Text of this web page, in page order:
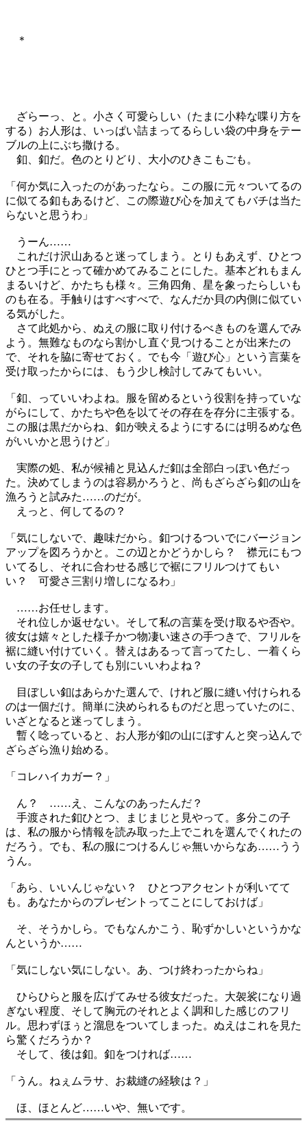
＊
ざらーっ、と。小さく可愛らしい（たまに小粋な喋り方を
する）お人形は、いっぱい詰まってるらしい袋の中身をテー
ブルの上にぶち撒ける。
釦、釦だ。色のとりどり、大小のひきこもごも。
「何か気に入ったのがあったなら。この服に元々ついてるの
に似てる釦もあるけど、この際遊び心を加えてもバチは当た
らないと思うわ」
うーん……
これだけ沢山あると迷ってしまう。とりもあえず、ひとつ
ひとつ手にとって確かめてみることにした。基本どれもまん
まるいけど、かたちも様々。三角四角、星を象ったらしいも
のも在る。手触りはすべすべで、なんだか貝の内側に似てい
る気がした。
さて此処から、ぬえの服に取り付けるべきものを選んでみ
よう。無難なものなら割かし直ぐ見つけることが出来たの
で、それを脇に寄せておく。でも今「遊び心」という言葉を
受け取ったからには、もう少し検討してみてもいい。
「釦、っていいわよね。服を留めるという役割を持っていな
がらにして、かたちや色を以てその存在を存分に主張する。
この服は黒だからね、釦が映えるようにするには明るめな色
がいいかと思うけど」
実際の処、私が候補と見込んだ釦は全部白っぽい色だっ
た。決めてしまうのは容易かろうと、尚もざらざら釦の山を
漁ろうと試みた……のだが。
えっと、何してるの？
「気にしないで、趣味だから。釦つけるついでにバージョン
アップを図ろうかと。この辺とかどうかしら？ 襟元にもつ
いてるし、それに合わせる感じで裾にフリルつけてもい
い？ 可愛さ三割り増しになるわ」
……お任せします。
それ位しか返せない。そして私の言葉を受け取るや否や。
彼女は嬉々とした様子かつ物凄い速さの手つきで、フリルを
裾に縫い付けていく。替えはあるって言ってたし、一着くら
い女の子女の子しても別にいいわよね？
目ぼしい釦はあらかた選んで、けれど服に縫い付けられる
のは一個だけ。簡単に決められるものだと思っていたのに、
いざとなると迷ってしまう。
暫く唸っていると、お人形が釦の山にぼすんと突っ込んで
ざらざら漁り始める。
「コレハイカガー？」
ん？ ……え、こんなのあったんだ？
手渡された釦ひとつ、まじまじと見やって。多分この子
は、私の服から情報を読み取った上でこれを選んでくれたの
だろう。でも、私の服につけるんじゃ無いからなあ……うう
うん。
「あら、いいんじゃない？ ひとつアクセントが利いてて
も。あなたからのプレゼントってことにしておけば」
そ、そうかしら。でもなんかこう、恥ずかしいというかな
んというか……
「気にしない気にしない。あ、つけ終わったからね」
ひらひらと服を広げてみせる彼女だった。大袈裟になり過
ぎない程度、そして胸元のそれとよく調和した感じのフリ
ル。思わずほぅと溜息をついてしまった。ぬえはこれを見た
ら驚くだろうか？
そして、後は釦。釦をつければ……
「うん。ねぇムラサ、お裁縫の経験は？」
ほ、ほとんど……いや、無いです。